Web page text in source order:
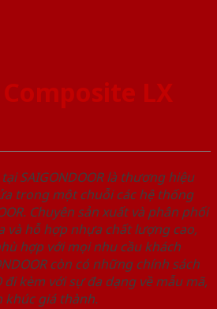
LX
SAIGONDOOR là thương hiệu
trong một chuỗi các hệ thống
Chuyên sản xuất và phân phối
và hỗ hợp nhựa chất lượng cao,
hợp với mọi nhu cầu khách
còn có những chính sách
đi kèm với sự đa dạng về mẫu mã,
khúc giá thành.